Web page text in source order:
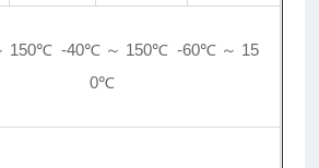
150℃ -40℃ ～ 150℃ -60℃ ～ 15
0℃